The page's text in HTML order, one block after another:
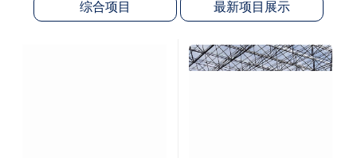
综合项目 最新项目展示